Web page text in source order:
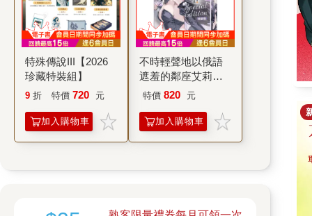
特殊傳說III【2026
珍藏特裝組】
9 折 特價 720 元
加入購物車
不時輕聲地以俄語
遮羞的鄰座艾莉同
學（１１）【特裝
特價 820 元
加入購物車